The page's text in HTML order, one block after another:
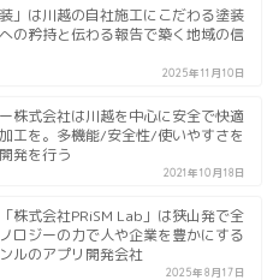
装」は川越の自社施工にこだわる塗装
の矜持と伝わる報告で築く地域の信
2025年11月10日
株式会社は川越を中心に安全で快適
工を。多機能/安全性/使いやすさを
発を行う
2021年10月18日
「株式会社PRiSM Lab」は狭山発で全
ロジーの力で人や企業を豊かにする
ルのアプリ開発会社
2025年8月17日